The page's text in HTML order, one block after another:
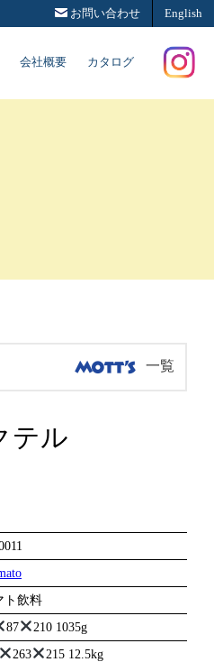
お問い合わせ English
会社概要 カタログ Instagram
一覧
テル
ト飲料
87
210 1035g
263
215 12.5kg